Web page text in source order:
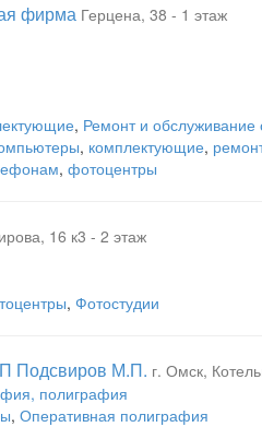
фирма Герцена, 38 - 1 этаж
, Ремонт и обслуживание
, комплектующие,
, фотоцентры
16 к3 - 2 этаж
, Фотостудии
Подсвиров М.П. г. Омск,
полиграфия
, Оперативная полиграфия